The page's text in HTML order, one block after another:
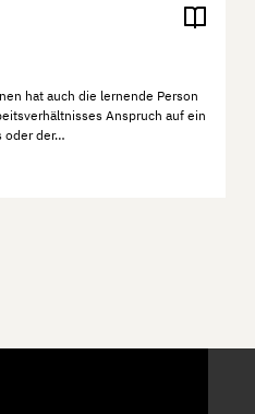
hat auch die lernende Person
Anspruch auf ein
oder der…